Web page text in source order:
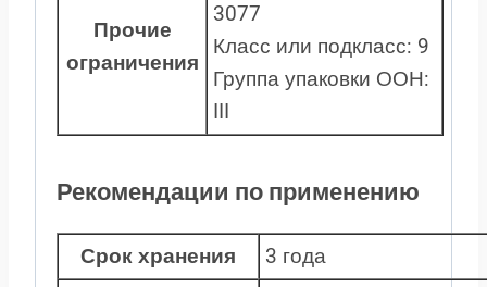
Прочие
ограничения
3077
Класс или подкласс: 9
Группа упаковки ООН:
III
Рекомендации по применению
Срок хранения
3 года